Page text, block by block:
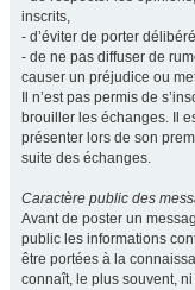
inscrits,
- d’éviter de porter
- de ne pas diffuser de
causer un préjudice ou
Il n’est pas permis de
brouiller les échanges. Il
présenter lors de son
suite des échanges.
Caractère public des
Avant de poster un
public les informations
être portées à la
connaît, le plus souvent,